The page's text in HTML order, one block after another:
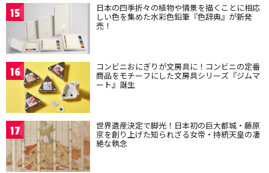
15 日本の四季折々の植物や情景を描くことに相応
しい色を集めた水彩色鉛筆『色辞典』が新発
売！
16 コンビニおにぎりが文房具に！コンビニの定番
商品をモチーフにした文房具シリーズ『ジムマ
ート』誕生
17 世界遺産決定で脚光！日本初の巨大都城・藤原
京を創り上げた知られざる女帝・持統天皇の凄
絶な執念